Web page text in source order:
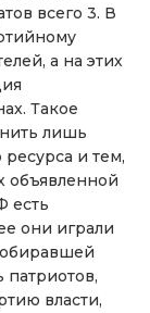
всего 3. В
а на этих
Такое
лишь
и тем,
объявленной
есть
они играли
патриотов,
власти,